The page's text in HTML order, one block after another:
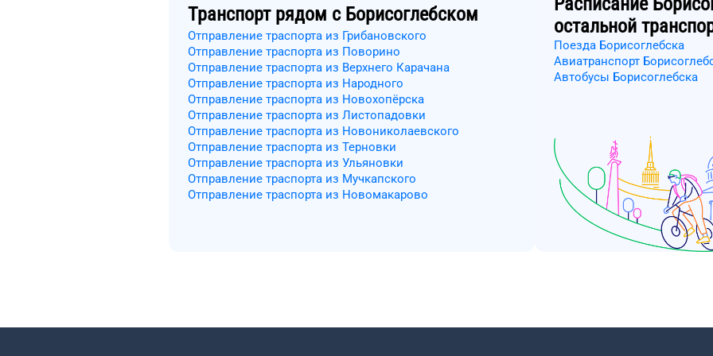
Транспорт рядом с Борисоглебском
Отправление траспорта из Грибановского
Отправление траспорта из Поворино
Отправление траспорта из Верхнего Карачана
Отправление траспорта из Народного
Отправление траспорта из Новохопёрска
Отправление траспорта из Листопадовки
Отправление траспорта из Новониколаевского
Отправление траспорта из Терновки
Отправление траспорта из Ульяновки
Отправление траспорта из Мучкапского
Отправление траспорта из Новомакарово
остальной
Поезда Борисоглебска
Авиатранспорт
Автобусы Борисоглебска